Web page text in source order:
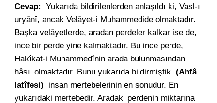
Cevap: Yukarıda bildirilenlerden anlaşıldı ki, Vasl-ı
uryânî, ancak Velâyet-i Muhammedide olmaktadır.
Başka velâyetlerde, aradan perdeler kalkar ise de,
ince bir perde yine kalmaktadır. Bu ince perde,
Hakîkat-i Muhammedînin arada bulunmasından
hâsıl olmaktadır. Bunu yukarıda bildirmiştik. (Ahfâ
latîfesi)
insan mertebelerinin en sonudur. En
yukarıdaki mertebedir. Aradaki perdenin miktarına